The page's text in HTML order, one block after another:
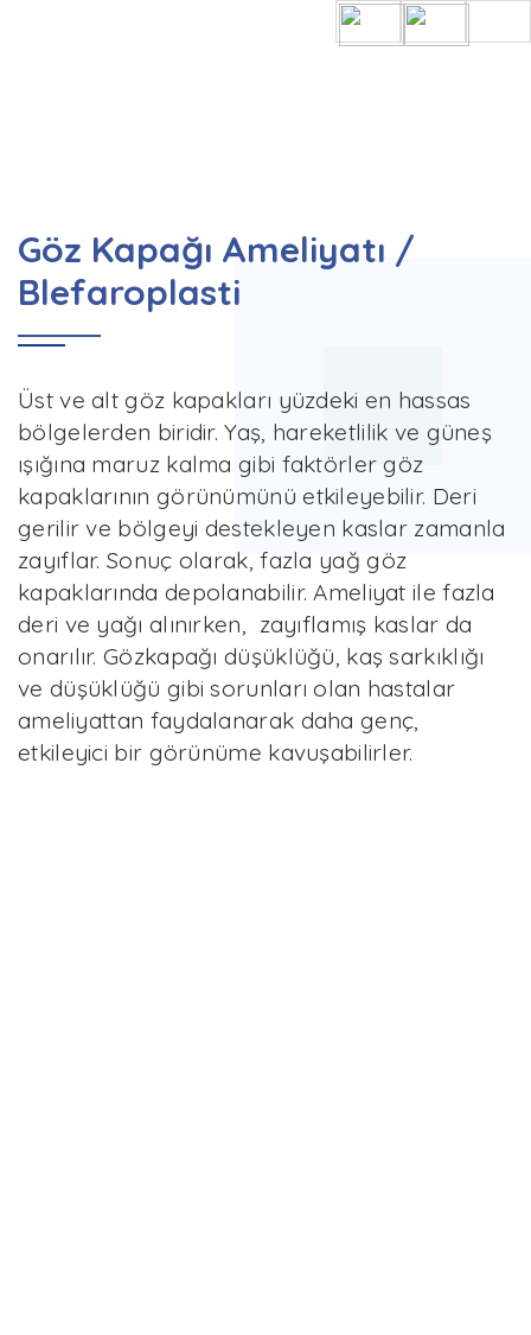
Göz Kapağı Ameliyatı /
Blefaroplasti
Üst ve alt göz kapakları yüzdeki en hassas
bölgelerden biridir. Yaş, hareketlilik ve güneş
ışığına maruz kalma gibi faktörler göz
kapaklarının görünümünü etkileyebilir. Deri
gerilir ve bölgeyi destekleyen kaslar zamanla
zayıflar. Sonuç olarak, fazla yağ göz
kapaklarında depolanabilir. Ameliyat ile fazla
deri ve yağı alınırken, zayıflamış kaslar da
onarılır. Gözkapağı düşüklüğü, kaş sarkıklığı
ve düşüklüğü gibi sorunları olan hastalar
ameliyattan faydalanarak daha genç,
etkileyici bir görünüme kavuşabilirler.